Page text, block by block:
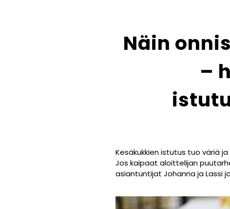
Näin
–
Kesäkukkien istutus tuo väriä
Jos kaipaat aloittelijan
asiantuntijat Johanna ja Lassi